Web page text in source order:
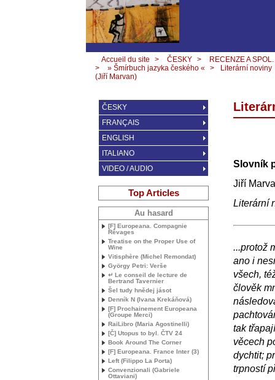
Accueil du site > ČESKY >
RECENZE A SPOL.
>
» Šmírbuch jazyka českého « >
Literární noviny
(Jiří Marvan)
Slovník
Jiří
Literární
...protož
ano i
všech,
člověk
tak
věcech
dychtit;
trpností
ČESKY
FRANÇAIS
ENGLISH
ITALIANO
VIDEO / AUDIO
Top Articles
Au hasard
[F] Europeana. Compagnie
Rêvages
Treatise on the Proper Use of
Wine
Vitisphère (Michel Remondat)
György Petri: Verše
↵ Le conseil de lecture de
Bertrand Tavernier
Šel tudy hnědej jásot
Denník N (Ivana Krekáňová)
[F] Prochainement Europeana
(Groupe Merci)
RaiLibro (Maria Agostinelli)
[Č] Utopus to byl. ČTV 24
Book Around The Corner
[F] Europeana. France Inter (3)
Left (Filippo La Porta)
Convenzionali (Gabriele
Ottaviani)